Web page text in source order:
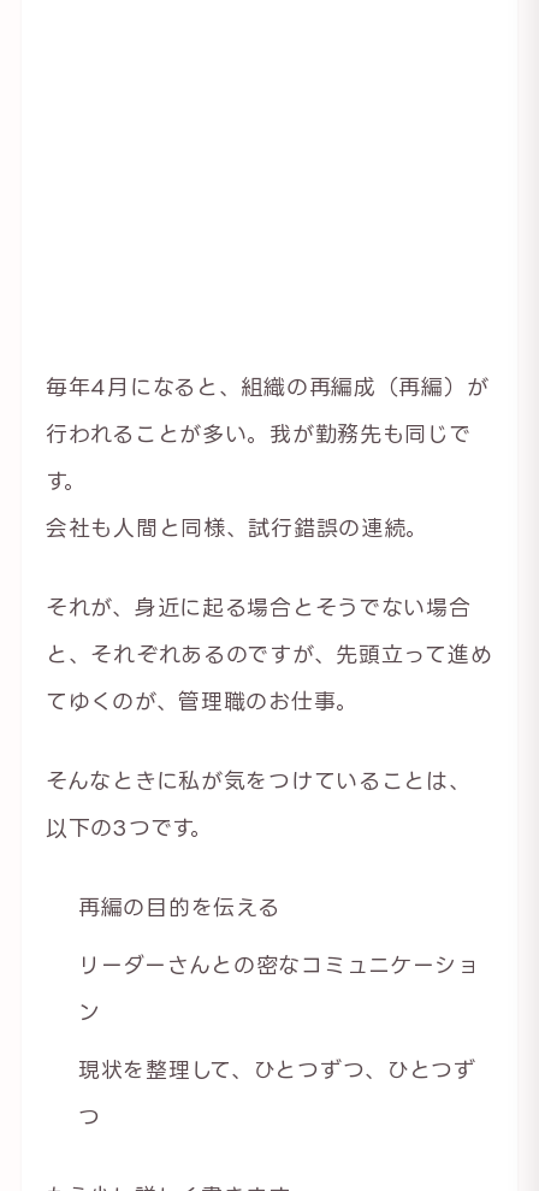
毎年4月になると、組織の再編成（再編）が
行われることが多い。我が勤務先も同じで
す。
会社も人間と同様、試行錯誤の連続。
それが、身近に起る場合とそうでない場合
と、それぞれあるのですが、先頭立って進め
てゆくのが、管理職のお仕事。
そんなときに私が気をつけていることは、
以下の3つです。
再編の目的を伝える
リーダーさんとの密なコミュニケーショ
ン
現状を整理して、ひとつずつ、ひとつず
つ